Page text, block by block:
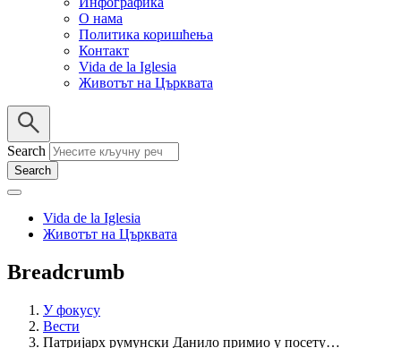
О нама
Политика коришћења
Контакт
Vida de la Iglesia
Животът на Църквата
Search
Vida de la Iglesia
Животът на Църквата
Breadcrumb
У фокусу
Вести
Патријарх румунски Данило примио у посету…